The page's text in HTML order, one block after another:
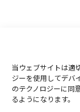
当ウェブサイトは適
ジーを使用してデバ
のテクノロジーに同
るようになります。
Copyright 2019-
プライバシーポリ